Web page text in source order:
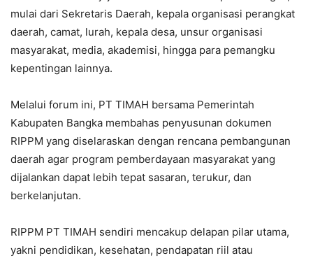
mulai dari Sekretaris Daerah, kepala organisasi perangkat
daerah, camat, lurah, kepala desa, unsur organisasi
masyarakat, media, akademisi, hingga para pemangku
kepentingan lainnya.
Melalui forum ini, PT TIMAH bersama Pemerintah
Kabupaten Bangka membahas penyusunan dokumen
RIPPM yang diselaraskan dengan rencana pembangunan
daerah agar program pemberdayaan masyarakat yang
dijalankan dapat lebih tepat sasaran, terukur, dan
berkelanjutan.
RIPPM PT TIMAH sendiri mencakup delapan pilar utama,
yakni pendidikan, kesehatan, pendapatan riil atau